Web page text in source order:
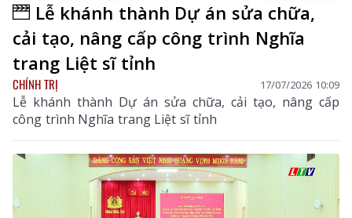
Lễ khánh thành Dự án sửa chữa,
cải tạo, nâng cấp công trình Nghĩa
trang Liệt sĩ tỉnh
CHÍNH TRỊ 17/07/2026 10:09
Lễ khánh thành Dự án sửa chữa, cải tạo, nâng cấp
công trình Nghĩa trang Liệt sĩ tỉnh